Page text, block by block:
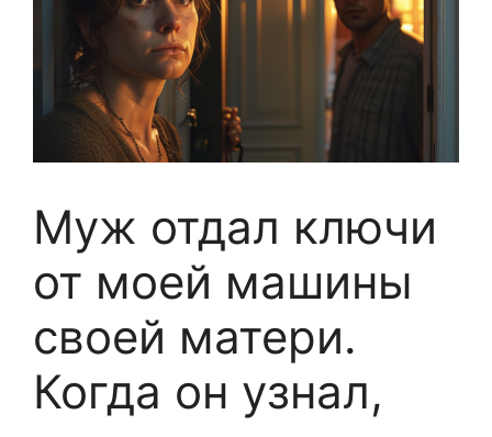
Муж отдал ключи
от моей машины
своей матери.
Когда он узнал,